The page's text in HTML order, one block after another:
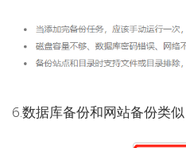
6.数据库备份和网站备份类似